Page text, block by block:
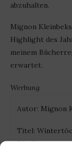
abzuhalten.
Mignon
Highlight des
meinem
erwartet.
Werbung
Autor: Mignon
Titel:
Die Kinder